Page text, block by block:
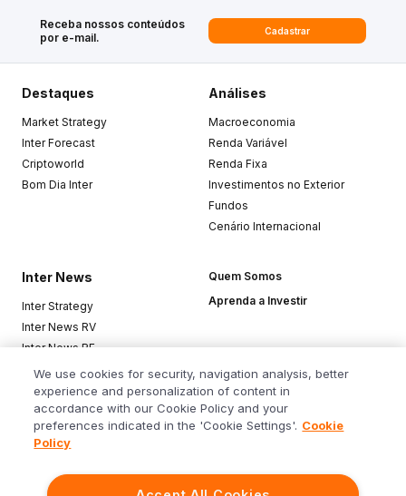
Receba nossos conteúdos
por e-mail.
Cadastrar
Destaques
Market Strategy
Inter Forecast
Criptoworld
Bom Dia Inter
Análises
Macroeconomia
Renda Variável
Renda Fixa
Investimentos no Exterior
Fundos
Cenário Internacional
Inter News
Inter Strategy
Inter News RV
Inter News RF
Top Funds
Quem Somos
Aprenda a Investir
Baixe o app
We use cookies for security, navigation analysis, better
experience and personalization of content in
accordance with our Cookie Policy and your
preferences indicated in the 'Cookie Settings'. Cookie
Policy